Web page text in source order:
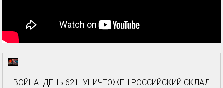
ВОЙНА. ДЕНЬ 621. УНИЧТОЖЕН РОССИЙСКИЙ СКЛАД